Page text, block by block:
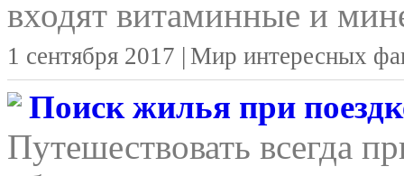
входят витаминные и
1 сентября 2017 | Мир интересных
Поиск жилья при
Путешествовать всегда